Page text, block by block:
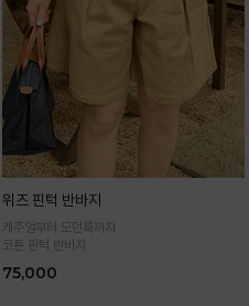
위즈 핀턱 반바지
캐주얼부터 모던룩까지
코튼 핀턱 반바지
75,000